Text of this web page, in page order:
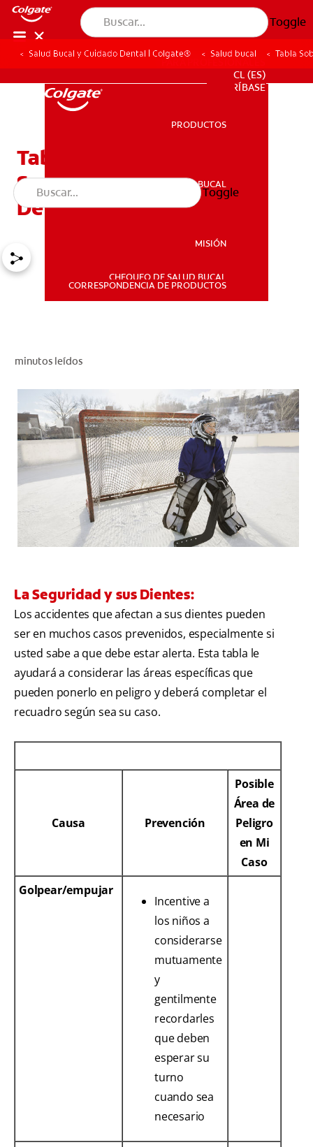
Toggle
SALUD BUCAL
PARA PROFESIONALES
PARA PROFESIONALES
CL (ES)
SUSCRÍBASE
PRODUCTOS
SALUD BUCAL
MISIÓN
CHEQUEO DE SALUD BUCAL
CORRESPONDENCIA DE PRODUCTOS
Toggle
Salud Bucal y Cuidado Dental | Colgate® Salud bucal Tabla
Tabla Sobre El Cuidado Y
Seguridad De Los Dientes
De Los Niños
minutos leídos
La Seguridad y sus Dientes:
Los accidentes que afectan a sus dientes pueden
ser en muchos casos prevenidos, especialmente si
usted sabe a que debe estar alerta. Esta tabla le
ayudará a considerar las áreas específicas que
pueden ponerlo en peligro y deberá completar el
recuadro según sea su caso.
Causa Prevención
Posible
Área de
Peligro
en Mi
Caso
Golpear/empujar
Incentive a
los niños a
considerarse
mutuamente
y
gentilmente
recordarles
que deben
esperar su
turno
cuando sea
necesario